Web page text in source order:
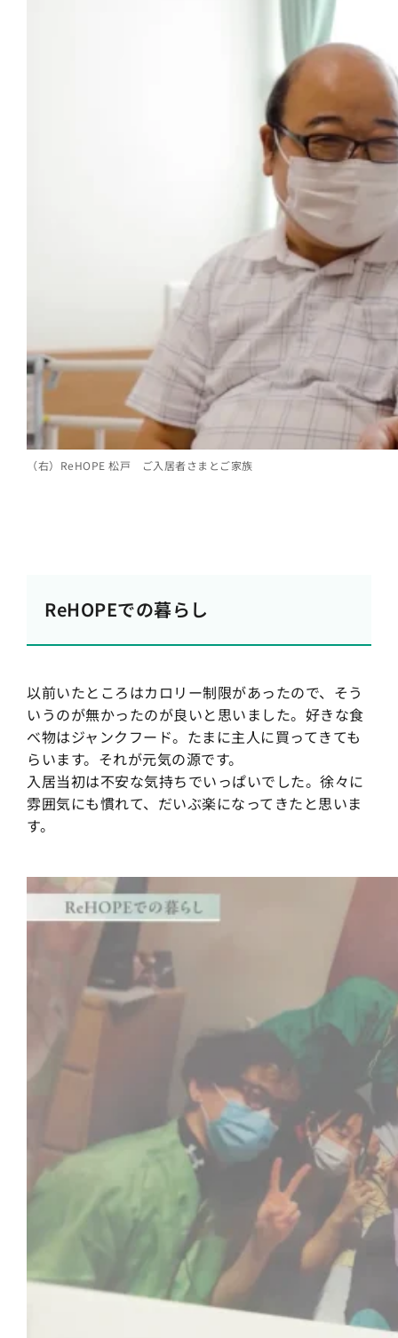
（右）ReHOPE 松戸 ご入居者さまとご家族
ReHOPEでの暮らし
以前いたところはカロリー制限があったので、そう
いうのが無かったのが良いと思いました。好きな食
べ物はジャンクフード。たまに主人に買ってきても
らいます。それが元気の源です。
入居当初は不安な気持ちでいっぱいでした。徐々に
雰囲気にも慣れて、だいぶ楽になってきたと思いま
す。